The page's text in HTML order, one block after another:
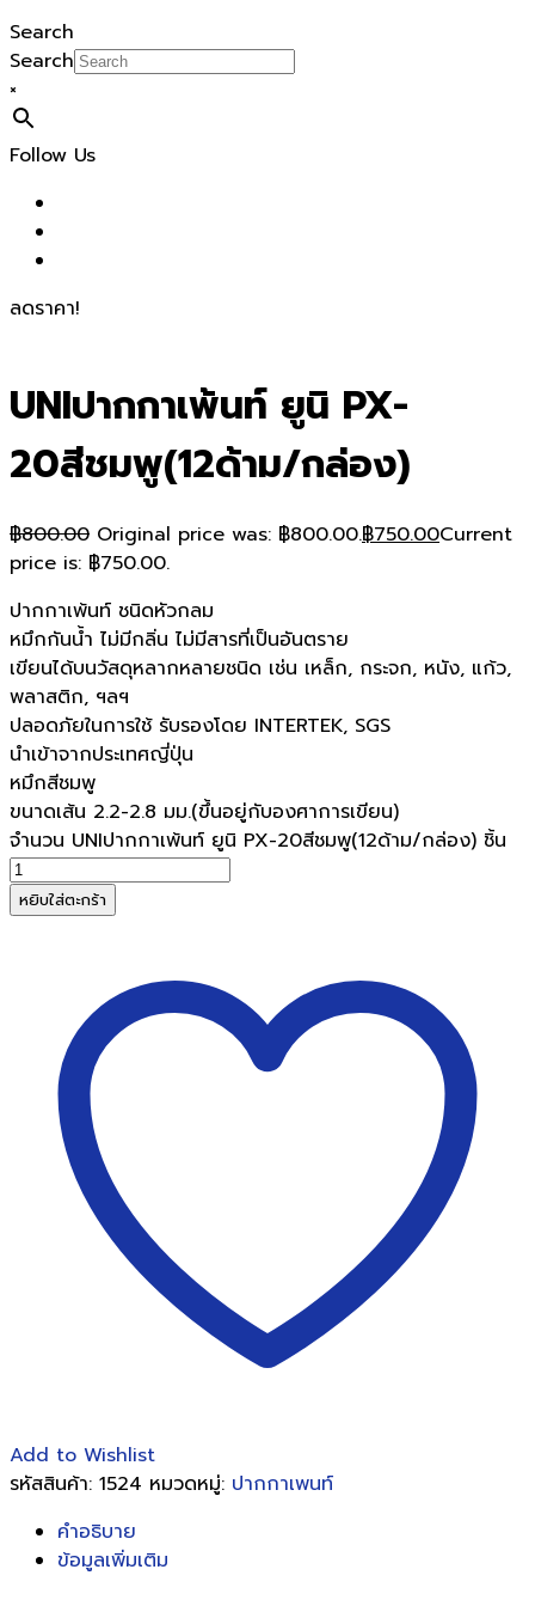
Search
Search
×
Follow Us
ลดราคา!
UNIปากกาเพ้นท์ ยูนิ PX-
20สีชมพู(12ด้าม/กล่อง)
฿800.00 Original price was: ฿800.00.฿750.00Current
price is: ฿750.00.
ปากกาเพ้นท์ ชนิดหัวกลม
หมึกกันน้ำ ไม่มีกลิ่น ไม่มีสารที่เป็นอันตราย
เขียนได้บนวัสดุหลากหลายชนิด เช่น เหล็ก, กระจก, หนัง, แก้ว,
พลาสติก, ฯลฯ
ปลอดภัยในการใช้ รับรองโดย INTERTEK, SGS
นำเข้าจากประเทศญี่ปุ่น
หมึกสีชมพู
ขนาดเส้น 2.2-2.8 มม.(ขึ้นอยู่กับองศาการเขียน)
จำนวน UNIปากกาเพ้นท์ ยูนิ PX-20สีชมพู(12ด้าม/กล่อง) ชิ้น
หยิบใส่ตะกร้า
Add to Wishlist
รหัสสินค้า: 1524 หมวดหมู่: ปากกาเพนท์
คำอธิบาย
ข้อมูลเพิ่มเติม